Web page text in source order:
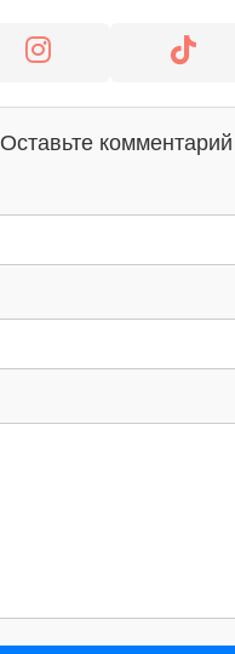
Оставьте комментарий